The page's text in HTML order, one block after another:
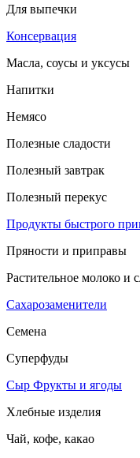
Для выпечки
Консервация
Масла, соусы и уксусы
Напитки
Немясо
Полезные сладости
Полезный завтрак
Полезный перекус
Продукты быстрого
Пряности и приправы
Растительное молоко и
Сахарозаменители
Семена
Суперфуды
Сыр Фрукты и ягоды
Хлебные изделия
Чай, кофе, какао